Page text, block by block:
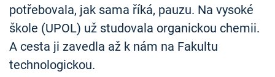
potřebovala, jak sama říká, pauzu. Na vysoké
škole (UPOL) už studovala organickou chemii.
A cesta ji zavedla až k nám na Fakultu
technologickou.